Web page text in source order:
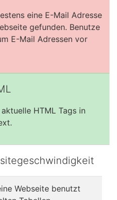
eine E-Mail Adresse
gefunden. Benutze
E-Mail Adressen vor
HTML Tags in
Webseite benutzt